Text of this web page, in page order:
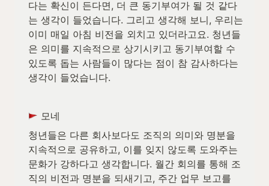
다는 확신이 든다면, 더 큰 동기부여가 될 것 같다
는 생각이 들었습니다. 그리고 생각해 보니, 우리는
이미 매일 아침 비전을 외치고 있더라고요. 청년들
은 의미를 지속적으로 상기시키고 동기부여할 수
있도록 돕는 사람들이 많다는 점이 참 감사하다는
생각이 들었습니다.
모네
청년들은 다른 회사보다도 조직의 의미와 명분을
지속적으로 공유하고, 이를 잊지 않도록 도와주는
문화가 강하다고 생각합니다. 월간 회의를 통해 조
직의 비전과 명분을 되새기고, 주간 업무 보고를